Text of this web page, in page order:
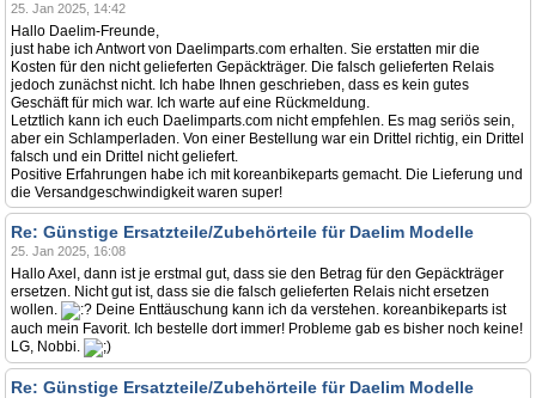
25. Jan 2025, 14:42
Hallo Daelim-Freunde,
just habe ich Antwort von Daelimparts.com erhalten. Sie erstatten mir die
Kosten für den nicht gelieferten Gepäckträger. Die falsch gelieferten Relais
jedoch zunächst nicht. Ich habe Ihnen geschrieben, dass es kein gutes
Geschäft für mich war. Ich warte auf eine Rückmeldung.
Letztlich kann ich euch Daelimparts.com nicht empfehlen. Es mag seriös sein,
aber ein Schlamperladen. Von einer Bestellung war ein Drittel richtig, ein Drittel
falsch und ein Drittel nicht geliefert.
Positive Erfahrungen habe ich mit koreanbikeparts gemacht. Die Lieferung und
die Versandgeschwindigkeit waren super!
Re: Günstige Ersatzteile/Zubehörteile für Daelim Modelle
25. Jan 2025, 16:08
Hallo Axel, dann ist je erstmal gut, dass sie den Betrag für den Gepäckträger
ersetzen. Nicht gut ist, dass sie die falsch gelieferten Relais nicht ersetzen
wollen.
Deine Enttäuschung kann ich da verstehen. koreanbikeparts ist
auch mein Favorit. Ich bestelle dort immer! Probleme gab es bisher noch keine!
LG, Nobbi.
Re: Günstige Ersatzteile/Zubehörteile für Daelim Modelle